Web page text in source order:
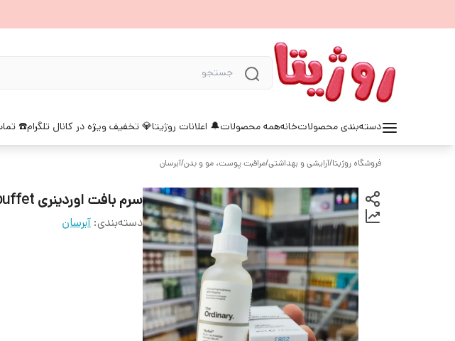
دسته‌بندی محصولاتخانههمه محصولات🔔 اعلانات روژیتا💎 تخفیف ویژه در کانال تلگرام☎️
فروشگاه روژیتا/آرایشی و بهداشتی/مراقبت پوست، مو و بدن/آبرسان
سرم بافت اوردینری the ordinary buffet
دسته‌بندی: آبرسان